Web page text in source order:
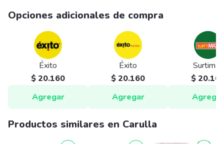
Opciones adicionales de compra
Éxito
$ 20.160
Agregar
Éxito
$ 20.160
Agregar
Surtimax
$
Agregar
Productos similares en Carulla